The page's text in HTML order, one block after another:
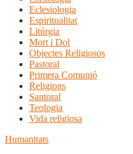
Eclesiologia
Espiritualitat
Litúrgia
Mort i Dol
Objectes Religiosos
Pastoral
Primera Comunió
Religions
Santoral
Teologia
Vida religiosa
Humanitats